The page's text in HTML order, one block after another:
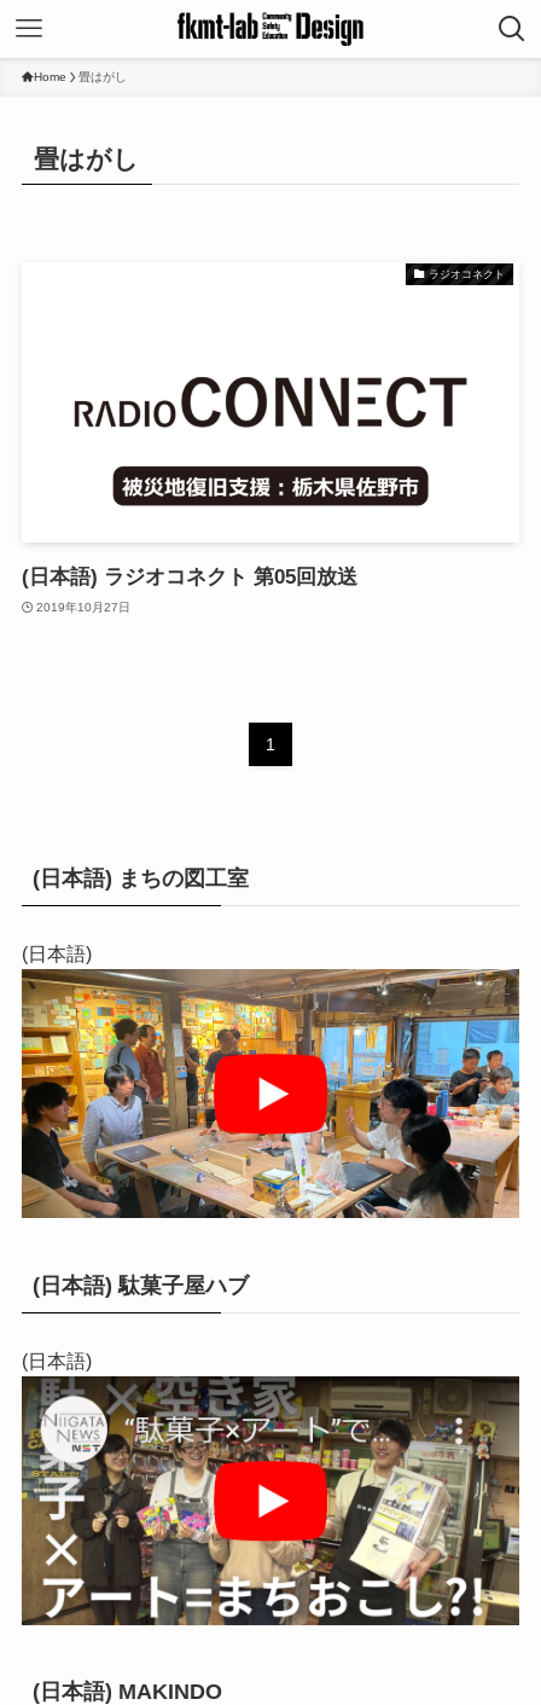
Home 畳はがし
畳はがし
ラジオコネクト
(日本語) ラジオコネクト 第05回放送
2019年10月27日
1
(日本語) まちの図工室
(日本語)
(日本語) 駄菓子屋ハブ
(日本語)
(日本語) MAKINDO